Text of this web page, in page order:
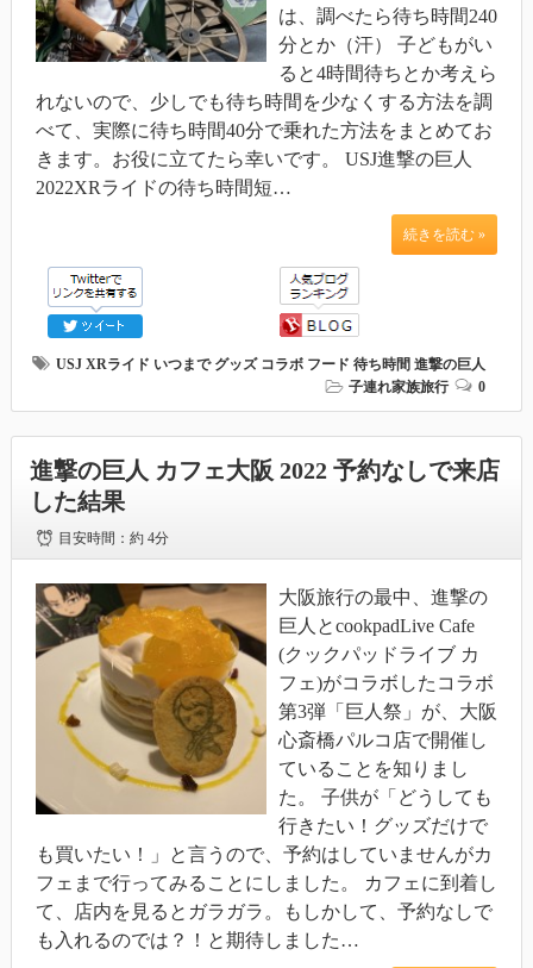
は、調べたら待ち時間240
分とか（汗） 子どもがい
ると4時間待ちとか考えら
れないので、少しでも待ち時間を少なくする方法を調
べて、実際に待ち時間40分で乗れた方法をまとめてお
きます。お役に立てたら幸いです。 USJ進撃の巨人
2022XRライドの待ち時間短…
続きを読む »
USJ XRライド いつまで グッズ コラボ フード 待ち時間 進撃の巨人
子連れ家族旅行
0
進撃の巨人 カフェ大阪 2022 予約なしで来店
した結果
目安時間：約 4分
大阪旅行の最中、進撃の
巨人とcookpadLive Cafe
(クックパッドライブ カ
フェ)がコラボしたコラボ
第3弾「巨人祭」が、大阪
心斎橋パルコ店で開催し
ていることを知りまし
た。 子供が「どうしても
行きたい！グッズだけで
も買いたい！」と言うので、予約はしていませんがカ
フェまで行ってみることにしました。 カフェに到着し
て、店内を見るとガラガラ。もしかして、予約なしで
も入れるのでは？！と期待しました…